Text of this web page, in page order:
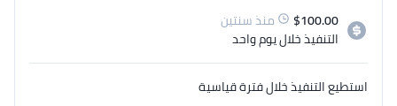
$100.00
منذ سنتين
التنفيذخلال يوم واحد
استطيع التنفيذ خلال فترة قياسية